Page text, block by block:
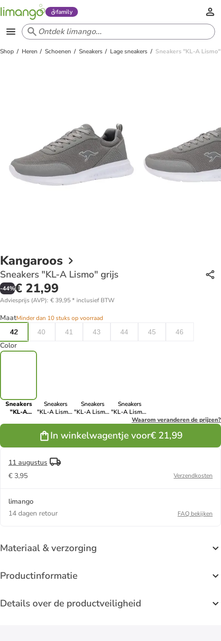
family
Shop Heren Schoenen Sneakers Lage sneakers Sneakers "KL-A
Kangaroos
Sneakers "KL-A Lismo" grijs
-44%€ 21,99
Adviesprijs (AVP): € 39,95* inclusief BTW
MaatMinder dan 10 stuks op voorraad
42
40 41 43 44 45 46
Color
Sneakers
"KL-A
Sneakers
"KL-A Lismo"
Sneakers
"KL-A Lismo"
Sneakers
"KL-A Lismo"
zwartWaarom veranderen de prijzen?
In winkelwagentje voor€ 21,99
11 augustus
€ 3,95
Verzendkosten
limango
14 dagen retour
FAQ bekijken
Materiaal & verzorging
Productinformatie
Details over de productveiligheid